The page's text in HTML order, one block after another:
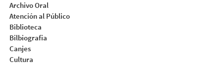
Archivo Oral
Atención al Público
Biblioteca
Bilbiografia
Canjes
Cultura